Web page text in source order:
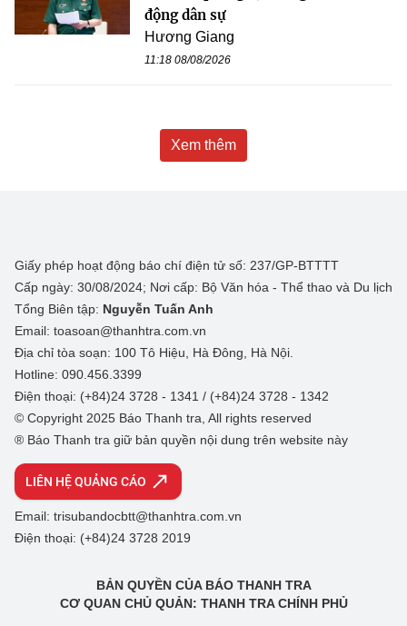
động dân sự
Hương Giang
11:18 08/08/2026
Xem thêm
Giấy phép hoạt động báo chí điện tử số: 237/GP-BTTTT
Cấp ngày: 30/08/2024; Nơi cấp: Bộ Văn hóa - Thể thao và Du lịch
Tổng Biên tập: Nguyễn Tuấn Anh
Email: toasoan@thanhtra.com.vn
Địa chỉ tòa soạn: 100 Tô Hiệu, Hà Đông, Hà Nội.
Hotline: 090.456.3399
Điện thoại: (+84)24 3728 - 1341 / (+84)24 3728 - 1342
© Copyright 2025 Báo Thanh tra, All rights reserved
® Báo Thanh tra giữ bản quyền nội dung trên website này
LIÊN HỆ QUẢNG CÁO
Email: trisubandocbtt@thanhtra.com.vn
Điện thoại: (+84)24 3728 2019
BẢN QUYỀN CỦA BÁO THANH TRA
CƠ QUAN CHỦ QUẢN: THANH TRA CHÍNH PHỦ